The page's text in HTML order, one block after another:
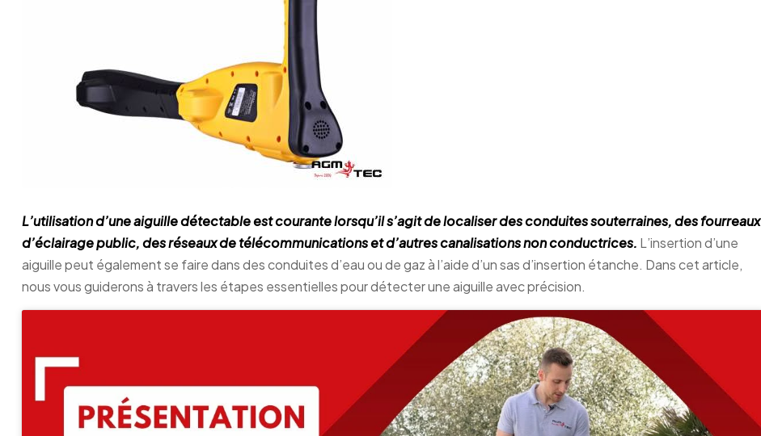
L’utilisation d’une aiguille détectable est courante lorsqu’il s’agit de localiser des conduites souterraines, des fourreaux
d’éclairage public, des réseaux de télécommunications et d’autres canalisations non conductrices. L’insertion d’une
aiguille peut également se faire dans des conduites d’eau ou de gaz à l’aide d’un sas d’insertion étanche. Dans cet article,
nous vous guiderons à travers les étapes essentielles pour détecter une aiguille avec précision.